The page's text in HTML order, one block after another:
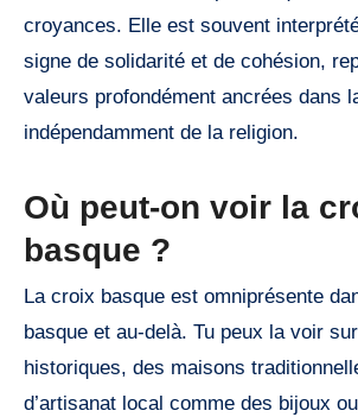
croyances. Elle est souvent
signe de solidarité et de cohésion,
valeurs profondément ancrées dans
indépendamment de la religion.
Où peut-on voir la
basque ?
La croix basque est omniprésente dans la région
basque et au-delà. Tu peux la voir
historiques, des maisons
d’artisanat local comme des bijoux